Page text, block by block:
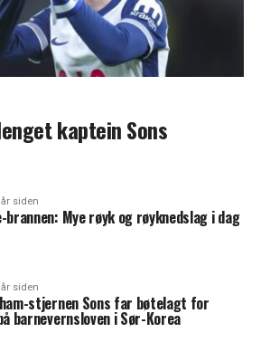
kaptein Sons
år siden
brannen: Mye røyk og røyknedslag i dag
år siden
stjernen Sons far bøtelagt for
barnevernsloven i Sør-Korea